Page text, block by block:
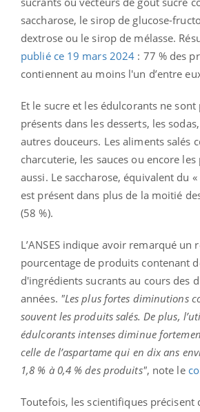
saccharose, le sirop de glucose-
dextrose ou le sirop de mélasse.
publié ce 19 mars 2024 : 77 % des
contiennent au moins l'un d’entre
Et le sucre et les édulcorants ne
présents dans les desserts, les
autres douceurs. Les aliments salés
charcuterie, les sauces ou encore
aussi. Le saccharose, équivalent du
est présent dans plus de la moitié
(58 %).
L’ANSES indique avoir remarqué un
pourcentage de produits contenant
d'ingrédients sucrants au cours des
années. "Les plus fortes diminutions
souvent les produits salés. De plus,
édulcorants intenses diminue
celle de l’aspartame qui en dix ans
1,8 % à 0,4 % des produits", note le
Toutefois, les scientifiques précisent